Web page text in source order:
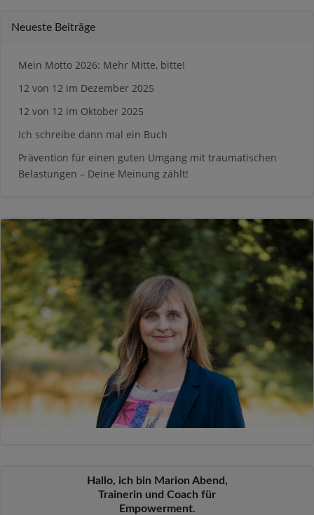
Neueste Beiträge
Mein Motto 2026: Mehr Mitte, bitte!
12 von 12 im Dezember 2025
12 von 12 im Oktober 2025
Ich schreibe dann mal ein Buch
Prävention für einen guten Umgang mit traumatischen
Belastungen – Deine Meinung zählt!
Hallo, ich bin Marion Abend,
Trainerin und Coach für
Empowerment.